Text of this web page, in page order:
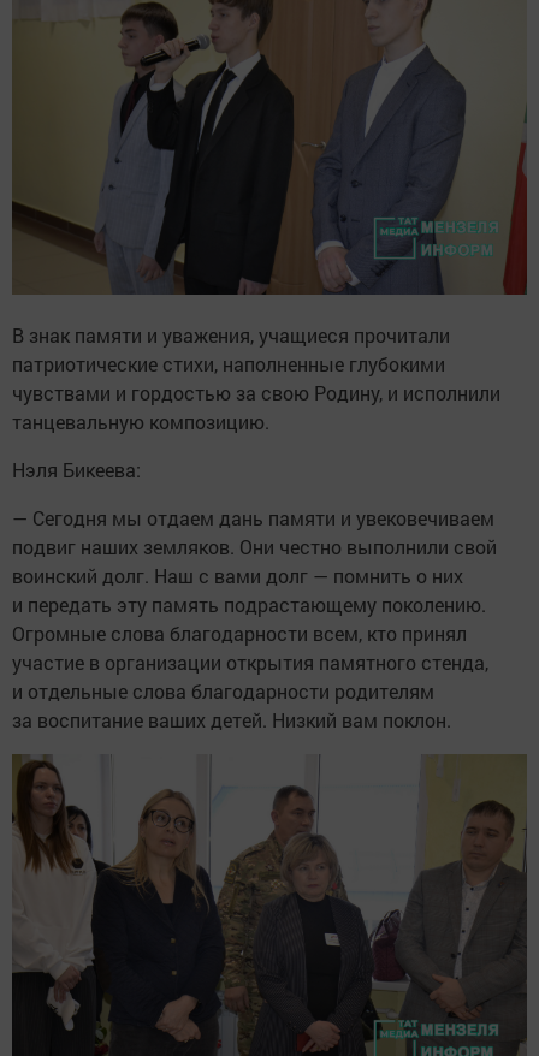
В знак памяти и уважения, учащиеся прочитали
патриотические стихи, наполненные глубокими
чувствами и гордостью за свою Родину, и исполнили
танцевальную композицию.
Нэля Бикеева:
— Сегодня мы отдаем дань памяти и увековечиваем
подвиг наших земляков. Они честно выполнили свой
воинский долг. Наш с вами долг — помнить о них
и передать эту память подрастающему поколению.
Огромные слова благодарности всем, кто принял
участие в организации открытия памятного стенда,
и отдельные слова благодарности родителям
за воспитание ваших детей. Низкий вам поклон.